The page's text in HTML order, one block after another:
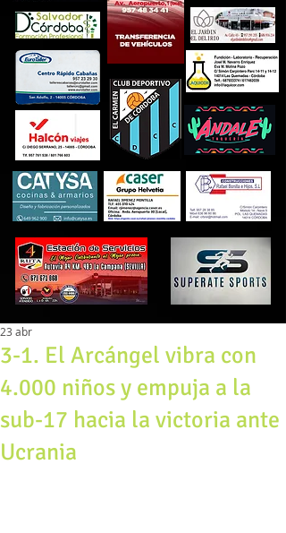
3-1. El Arcángel vibra con
4.000 niños y empuja a la
sub-17 hacia la victoria ante
Ucrania
23 abr